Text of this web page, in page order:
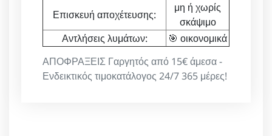
ΑΠΟΦΡΑΞΕΙΣ Γαργητός από 15€ άμεσα -
Ενδεικτικός τιμοκατάλογος 24/7 365 μέρες!
Επισκευή αποχέτευσης:
μη ή χωρίς
σκάψιμο
Αντλήσεις λυμάτων:
🎯 οικονομικά